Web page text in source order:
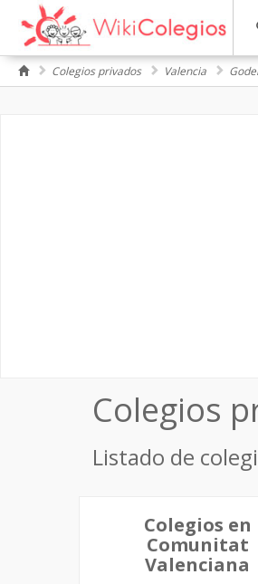
Colegios privados Valencia
Colegios
Listado de
Colegios en
Comunitat
Valenciana